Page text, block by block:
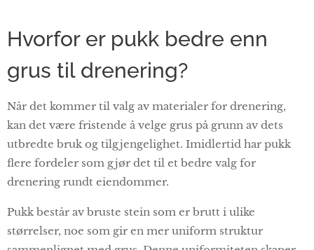
Hvorfor er pukk bedre enn
grus til drenering?
Når det kommer til valg av materialer for drenering,
kan det være fristende å velge grus på grunn av dets
utbredte bruk og tilgjengelighet. Imidlertid har pukk
flere fordeler som gjør det til et bedre valg for
drenering rundt eiendommer.
Pukk består av bruste stein som er brutt i ulike
størrelser, noe som gir en mer uniform struktur